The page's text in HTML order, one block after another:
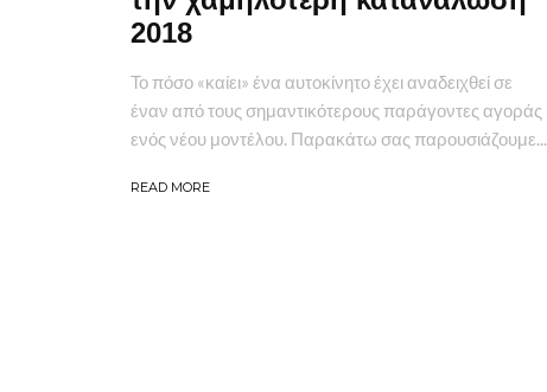
2018
Το πόσο «καίει» ένα αυτοκίνητο έχει αναδειχθεί σε
έναν από τους σημαντικότερους παράγοντες αγοράς
ενός νέου μοντέλου. Παρακάτω σας παρουσιάζουμε...
READ MORE